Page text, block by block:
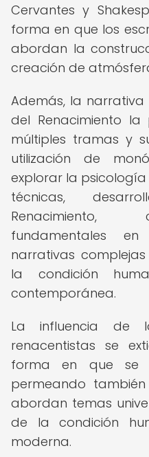
Cervantes y
forma en que los
abordan la
creación de
Además, la
del Renacimiento
múltiples tramas y
utilización de
explorar la psicología
técnicas,
Renacimiento,
fundamentales
narrativas
la condición
contemporánea.
La influencia de
renacentistas se
forma en que se
permeando
abordan temas
de la condición
moderna.